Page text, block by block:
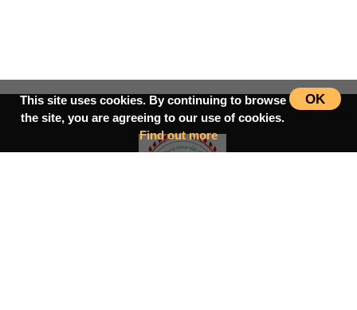
OK
This site uses cookies. By continuing to browse
the site, you are agreeing to our use of cookies.
Find out more